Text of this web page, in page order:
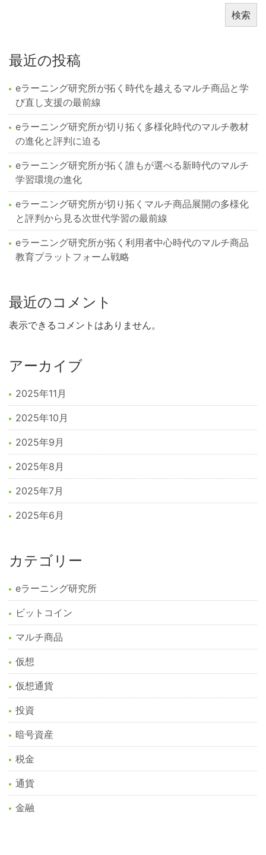
検索
最近の投稿
eラーニング研究所が拓く時代を越えるマルチ商品と学
び直し支援の最前線
eラーニング研究所が切り拓く多様化時代のマルチ教材
の進化と評判に迫る
eラーニング研究所が拓く誰もが選べる新時代のマルチ
学習環境の進化
eラーニング研究所が切り拓くマルチ商品展開の多様化
と評判から見る次世代学習の最前線
eラーニング研究所が拓く利用者中心時代のマルチ商品
教育プラットフォーム戦略
最近のコメント
表示できるコメントはありません。
アーカイブ
2025年11月
2025年10月
2025年9月
2025年8月
2025年7月
2025年6月
カテゴリー
eラーニング研究所
ビットコイン
マルチ商品
仮想
仮想通貨
投資
暗号資産
税金
通貨
金融